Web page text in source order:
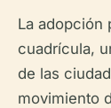
La adopción
cuadrícula,
de las
movimiento